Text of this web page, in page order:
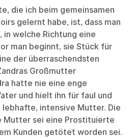
die ich beim gemeinsamen
gelernt habe, ist, dass man
in welche Richtung eine
man beginnt, sie Stück für
der überraschendsten
Großmutter
hatte nie eine enge
und hielt ihn für faul und
intensive Mutter. Die
Mutter sei eine Prostituierte
Kunden getötet worden sei.